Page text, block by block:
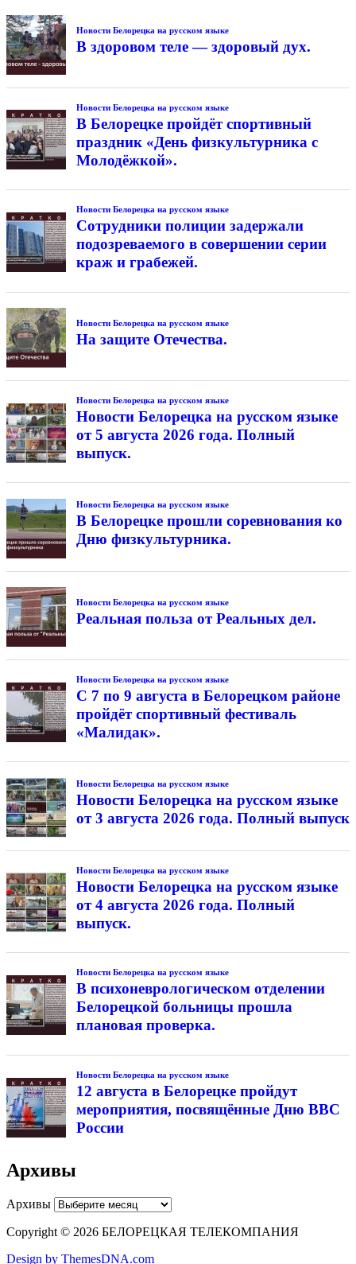
Новости Белорецка на русском языке
В здоровом теле — здоровый дух.
Новости Белорецка на русском языке
В Белорецке пройдёт спортивный
праздник «День физкультурника с
Молодёжкой».
Новости Белорецка на русском языке
Сотрудники полиции задержали
подозреваемого в совершении серии
краж и грабежей.
Новости Белорецка на русском языке
На защите Отечества.
Новости Белорецка на русском языке
Новости Белорецка на русском языке
от 5 августа 2026 года. Полный
выпуск.
Новости Белорецка на русском языке
В Белорецке прошли соревнования ко
Дню физкультурника.
Новости Белорецка на русском языке
Реальная польза от Реальных дел.
Новости Белорецка на русском языке
С 7 по 9 августа в Белорецком районе
пройдёт спортивный фестиваль
«Малидак».
Новости Белорецка на русском языке
Новости Белорецка на русском языке
от 3 августа 2026 года. Полный выпуск
Новости Белорецка на русском языке
Новости Белорецка на русском языке
от 4 августа 2026 года. Полный
выпуск.
Новости Белорецка на русском языке
В психоневрологическом отделении
Белорецкой больницы прошла
плановая проверка.
Новости Белорецка на русском языке
12 августа в Белорецке пройдут
мероприятия, посвящённые Дню ВВС
России
Архивы
Архивы
Copyright © 2026 БЕЛОРЕЦКАЯ ТЕЛЕКОМПАНИЯ
Design by ThemesDNA.com